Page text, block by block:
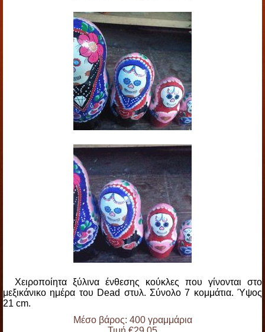
Χειροποίητα ξύλινα ένθεσης κούκλες που γίνονται στο
μεξικάνικο ημέρα του Dead στυλ. Σύνολο 7 κομμάτια. Ύψος
21 cm.
Μέσο βάρος: 400 γραμμάρια